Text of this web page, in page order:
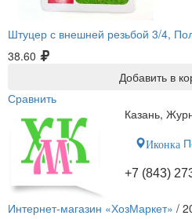
Штуцер с внешней резьбой 3/4,
38.60
Добавить в
Сравнить
Казань,
Иконка
+7 (843)
Интернет-магазин «ХозМаркет» /